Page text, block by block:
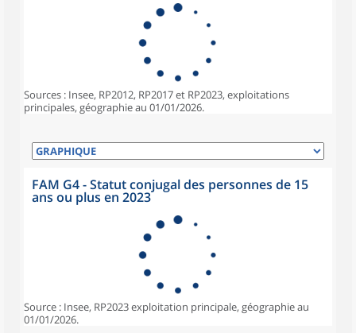
Sources : Insee, RP2012, RP2017 et RP2023, exploitations
principales, géographie au 01/01/2026.
FAM G4 - Statut conjugal des personnes de 15
ans ou plus en 2023
Source : Insee, RP2023 exploitation principale, géographie au
01/01/2026.